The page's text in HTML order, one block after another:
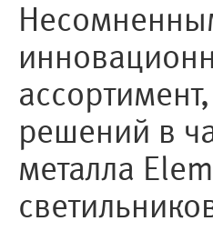
решений в
металла